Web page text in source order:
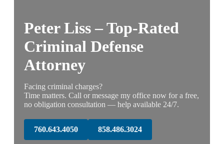
Peter Liss – Top-Rated
Criminal Defense
Attorney
Facing criminal charges?
Time matters. Call or message my office now for a free,
no obligation consultation — help available 24/7.
760.643.4050 858.486.3024